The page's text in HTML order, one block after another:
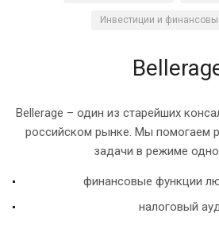
Инвестиции и
Bellerage – один из старейших
российском рынке. Мы помогаем
задачи в режиме
финансовые функции
налоговый